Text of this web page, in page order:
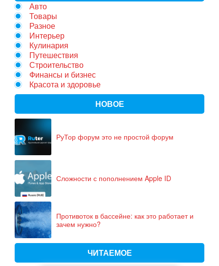
Авто
Товары
Разное
Интерьер
Кулинария
Путешествия
Строительство
Финансы и бизнес
Красота и здоровье
НОВОЕ
РуТор форум это не простой форум
Сложности с пополнением Apple ID
Противоток в бассейне: как это работает и
зачем нужно?
ЧИТАЕМОЕ